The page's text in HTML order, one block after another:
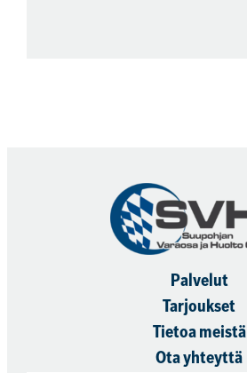
Palvelut
Tarjoukset
Tietoa meistä
Ota yhteyttä